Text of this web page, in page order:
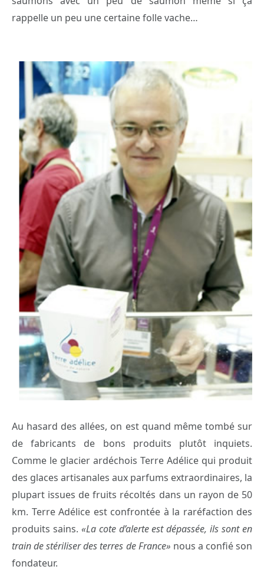
rappelle un peu une certaine folle vache…
Au hasard des allées, on est quand même tombé sur
de fabricants de bons produits plutôt inquiets.
Comme le glacier ardéchois Terre Adélice qui produit
des glaces artisanales aux parfums extraordinaires, la
plupart issues de fruits récoltés dans un rayon de 50
km. Terre Adélice est confrontée à la raréfaction des
produits sains. «La cote d’alerte est dépassée, ils sont en
train de stériliser des terres de France» nous a confié son
fondateur.